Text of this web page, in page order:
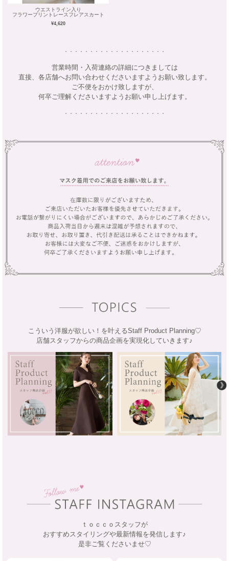
ウエストライン入り
フラワープリントレースフレアスカート
¥4,620
・・・・・・・・・・・・・・・・・・・・
営業時間・入荷連絡の詳細につきましては
直接、各店舗へお問い合わせくださいますようお願い致します。
ご不便をおかけ致しますが、
何卒ご理解くださいますようお願い申し上げます。
・・・・・・・・・・・・・・・・・・・・
こういう洋服が欲しい！を叶えるStaff Product Planning♡
店舗スタッフからの商品企画を実現化していきます♪
ｔｏｃｃｏスタッフが
おすすめスタイリングや最新情報を発信します♪
是非ご覧くださいませ♡